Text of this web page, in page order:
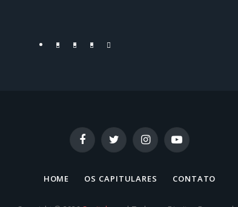
FacebookTwitterYouTubeInstagram
FacebookTwitter InstagramYouTube
HOME OS CAPITULARES CONTATO